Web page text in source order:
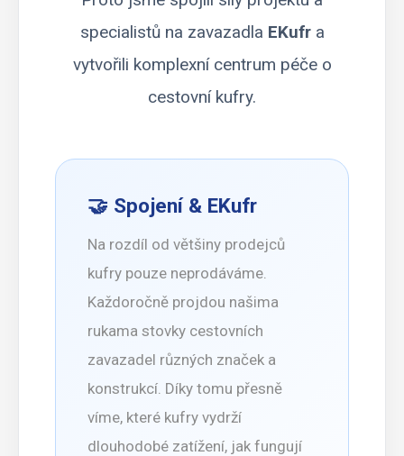
specialistů na zavazadla EKufra
vytvořili komplexní centrum péče o
cestovní kufry.
🤝 Spojení & EKufr
Na rozdíl od většiny prodejců
kufry pouze neprodáváme.
Každoročně projdou našima
rukama stovky cestovních
zavazadel různých značek a
konstrukcí. Díky tomu přesně
víme, které kufry vydrží
dlouhodobé zatížení, jak fungují